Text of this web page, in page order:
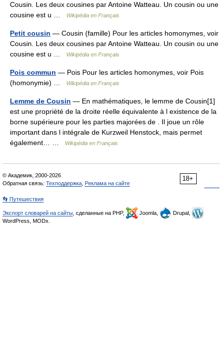
Cousin. Les deux cousines par Antoine Watteau. Un cousin ou une
cousine est u …
Wikipédia en Français
Petit cousin — Cousin (famille) Pour les articles homonymes, voir
Cousin. Les deux cousines par Antoine Watteau. Un cousin ou une
cousine est u …
Wikipédia en Français
Pois commun — Pois Pour les articles homonymes, voir Pois
(homonymie) …
Wikipédia en Français
Lemme de Cousin — En mathématiques, le lemme de Cousin[1]
est une propriété de la droite réelle équivalente à l existence de la
borne supérieure pour les parties majorées de . Il joue un rôle
important dans l intégrale de Kurzweil Henstock, mais permet
également… …
Wikipédia en Français
18+
© Академик, 2000-2026
Обратная связь: Техподдержка Реклама на сайте
👣 Путешествия
Экспорт словарей на сайты , сделанные на PHP, Joomla,
Drupal,
WordPress, MODx.